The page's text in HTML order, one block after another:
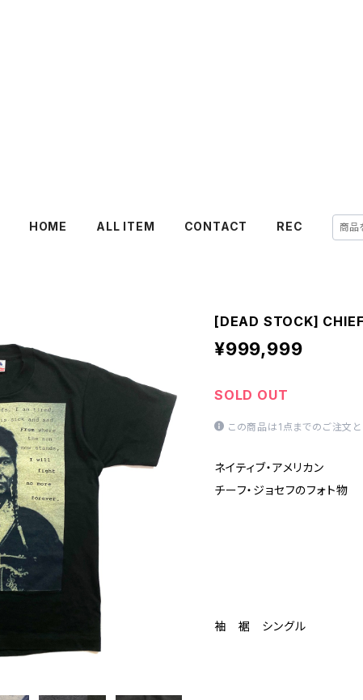
HOME ALL ITEM CONTACT REC
[DEAD STOCK]
¥999,999
SOLD OUT
この商品は1点までのご注文と
ネイティブ・アメリカン
チーフ・ジョセフのフォト物
袖 裾 シングル